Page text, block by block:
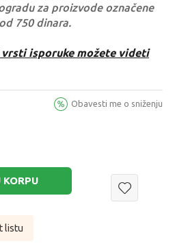
za proizvode označene
750 dinara.
isporuke možete videti
Obavesti me o sniženju
listu